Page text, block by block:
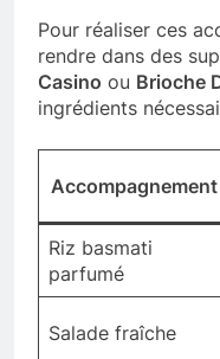
Pour réaliser ces
rendre dans des
Casino ou Brioche
ingrédients
Accompagnement
Riz basmati
parfumé
Salade fraîche